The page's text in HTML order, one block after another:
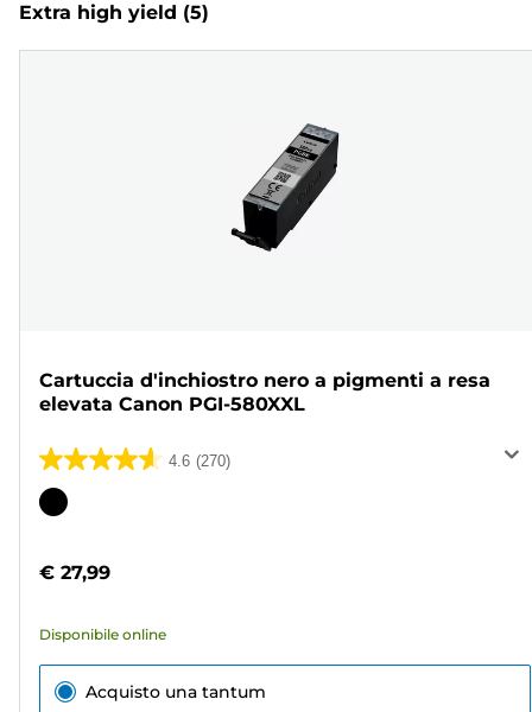
Extra high yield (5)
Cartuccia d'inchiostro nero a pigmenti a resa
elevata Canon PGI-580XXL
4.6 (270)
4.6
su
270
Cartuccia
€ 27,99
Disponibile online
Acquisto una tantum